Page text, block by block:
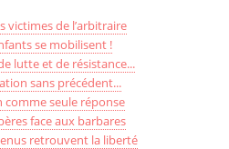
victimes de l’arbitraire
se mobilisent !
lutte et de résistance...
sans précédent...
comme seule réponse
face aux barbares
retrouvent la liberté